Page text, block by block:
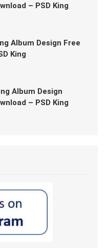
– PSD King
Album Design Free
King
Album Design
– PSD King